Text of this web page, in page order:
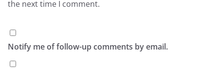
the next time I comment.
Notify me of follow-up comments by email.